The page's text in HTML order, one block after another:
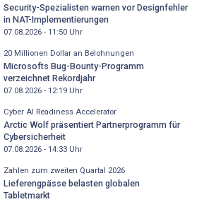
Security-Spezialisten warnen vor Designfehler
in NAT-Implementierungen
07.08.2026 - 11:50Uhr
20 Millionen Dollar an Belohnungen
Microsofts Bug-Bounty-Programm
verzeichnet Rekordjahr
07.08.2026 - 12:19Uhr
Cyber AI Readiness Accelerator
Arctic Wolf präsentiert Partnerprogramm für
Cybersicherheit
07.08.2026 - 14:33Uhr
Zahlen zum zweiten Quartal 2026
Lieferengpässe belasten globalen
Tabletmarkt